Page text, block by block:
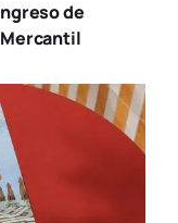
de